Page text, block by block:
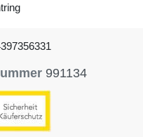
991134